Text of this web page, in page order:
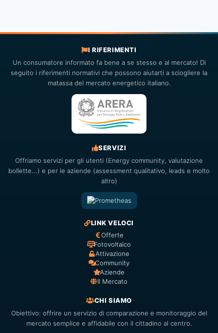
I RIFERIMENTI
Un consumatore informato fa bene a se stesso e al mercato! Di
seguito i riferimenti normativi che possono aiutarti a sciogliere la
matassa del mercato energetico italiano.
SERVIZI
Offriamo servizi per gli utenti (Energy community, valutazione
bollette...) e per le aziende (assessment qualitativo, leads e molto
altro)
LINK VELOCI
Offerte
Fotovoltaico
Attivazione
Community
Aziende
Il Mercato
CHI SIAMO
Obiettivo: offrire un servizio di comparazione e monitoraggio del
mercato semplice e affidabile con il cittadino al centro.